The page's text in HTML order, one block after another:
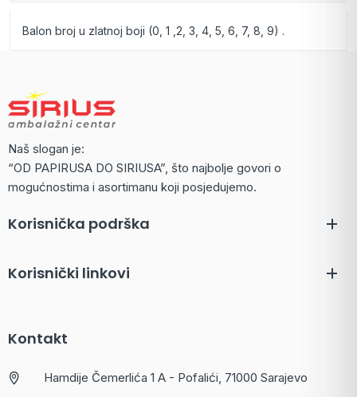
Balon broj u zlatnoj boji (0, 1 ,2, 3, 4, 5, 6, 7, 8, 9) .
Naš slogan je:
“OD PAPIRUSA DO SIRIUSA”, što najbolje govori o
mogućnostima i asortimanu koji posjedujemo.
Korisnička podrška
Korisnički linkovi
Kontakt
Hamdije Čemerlića 1 A - Pofalići, 71000 Sarajevo